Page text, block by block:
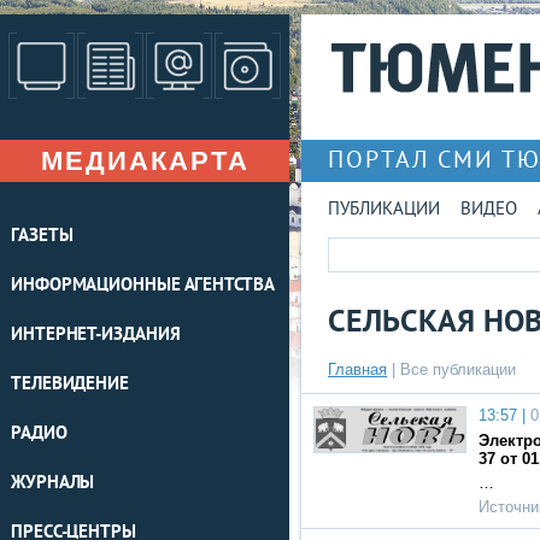
МЕДИАКАРТА
ГАЗЕТЫ
ИНФОРМАЦИОННЫЕ АГЕНТСТВА
ИНТЕРНЕТ-ИЗДАНИЯ
ТЕЛЕВИДЕНИЕ
РАДИО
ЖУРНАЛЫ
ПРЕСС-ЦЕНТРЫ
ПОРТАЛ СМИ
ПУБЛИКАЦИИ ВИДЕО
СЕЛЬСКАЯ
Главная Все публикации
13:57 |
37 от
…